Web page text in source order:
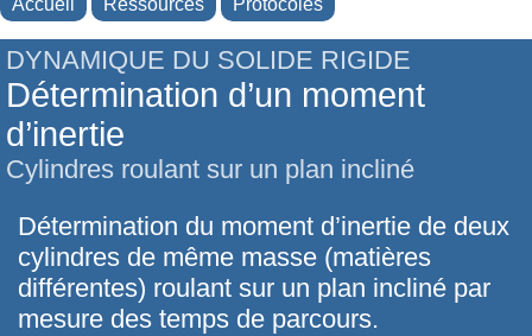
DYNAMIQUE DU SOLIDE RIGIDE
Détermination d’un moment
d’inertie
Cylindres roulant sur un plan incliné
Détermination du moment d’inertie de deux
cylindres de même masse (matières
différentes) roulant sur un plan incliné par
mesure des temps de parcours.